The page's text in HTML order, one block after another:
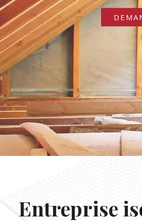
Entreprise